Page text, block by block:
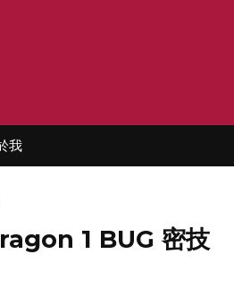
我
1 BUG 密技